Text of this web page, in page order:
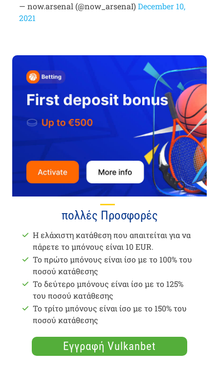
— now.arsenal (@now_arsenaI)December 10,
2021
πολλές Προσφορές
Η ελάχιστη κατάθεση που απαιτείται για να
πάρετε το μπόνους είναι 10 EUR.
Το πρώτο μπόνους είναι ίσο με το 100% του
ποσού κατάθεσης
Το δεύτερο μπόνους είναι ίσο με το 125%
του ποσού κατάθεσης
Το τρίτο μπόνους είναι ίσο με το 150% του
ποσού κατάθεσης
Εγγραφή Vulkanbet